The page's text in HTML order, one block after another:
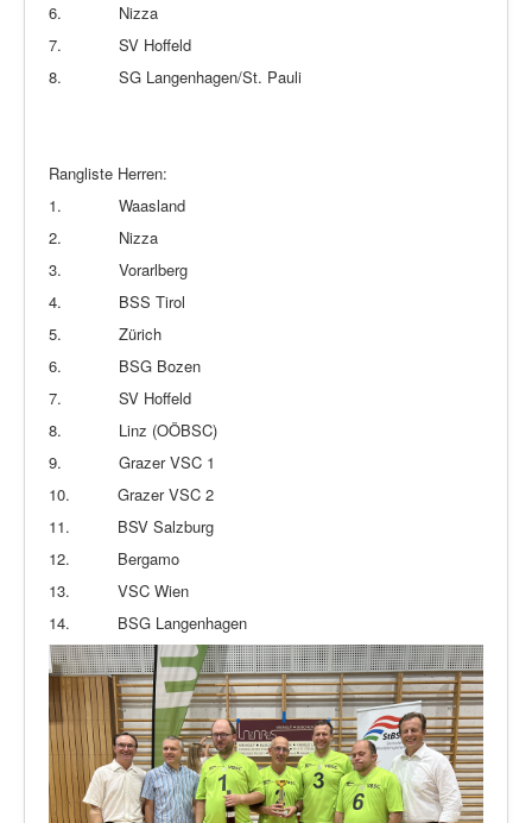
6.
Nizza
7.
SV Hoffeld
8.
SG Langenhagen/St. Pauli
Rangliste Herren:
1.
Waasland
2.
Nizza
3.
Vorarlberg
4.
BSS Tirol
5.
Zürich
6.
BSG Bozen
7.
SV Hoffeld
8.
Linz (OÖBSC)
9.
Grazer VSC 1
10.
Grazer VSC 2
11.
BSV Salzburg
12.
Bergamo
13.
VSC Wien
14.
BSG Langenhagen